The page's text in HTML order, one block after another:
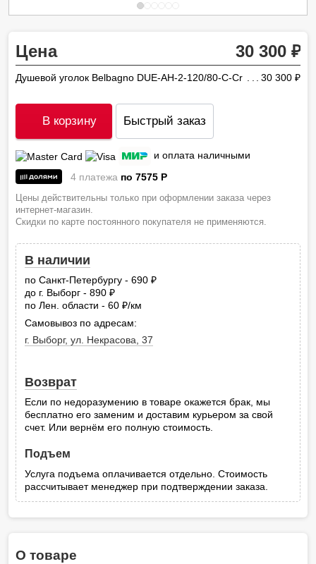
Цена 30 300
Душевой уголок Belbagno DUE-AH-2-120/80-C-Cr 30 300
В корзину Быстрый заказ
и оплата наличными
4 платежа по 7575 P
Цены действительны только при оформлении заказа через
интернет-магазин.
Скидки по карте постоянного покупателя не применяются.
В наличии
по Санкт-Петербургу - 690
до г. Выборг - 890
по Лен. области - 60
руб.
/км
Самовывоз по адресам:
г. Выборг, ул. Некрасова, 37
Возврат
Если по недоразумению в товаре окажется брак, мы
бесплатно его заменим и доставим курьером за свой
счет. Или вернём его полную стоимость.
Подъем
Услуга подъема оплачивается отдельно. Стоимость
рассчитывает менеджер при подтверждении заказа.
О товаре